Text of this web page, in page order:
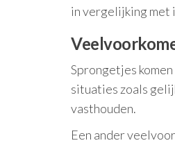
in vergelijking met
Sprongetjes
situaties zoals
vasthouden.
Een ander